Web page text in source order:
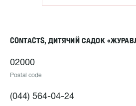
CONTACTS, ДИТЯЧИЙ САДОК
02000
Postal code
(044) 564-04-24